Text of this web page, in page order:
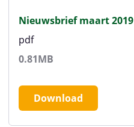
Nieuwsbrief maart 2019
pdf
0.81MB
Download